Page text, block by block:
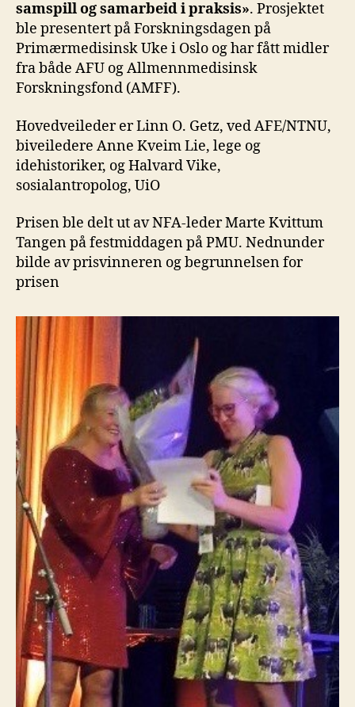
samspill og samarbeid i praksis». Prosjektet
ble presentert på Forskningsdagen på
Primærmedisinsk Uke i Oslo og har fått midler
fra både AFU og Allmennmedisinsk
Forskningsfond (AMFF).
Hovedveileder er Linn O. Getz, ved AFE/NTNU,
biveiledere Anne Kveim Lie, lege og
idehistoriker, og Halvard Vike,
sosialantropolog, UiO
Prisen ble delt ut av NFA-leder Marte Kvittum
Tangen på festmiddagen på PMU. Nednunder
bilde av prisvinneren og begrunnelsen for
prisen